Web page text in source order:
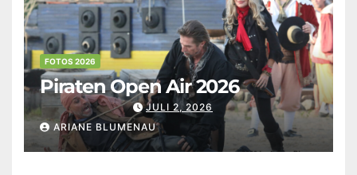
FOTOS 2026
Piraten Open Air 2026
JULI 2, 2026
ARIANE BLUMENAU